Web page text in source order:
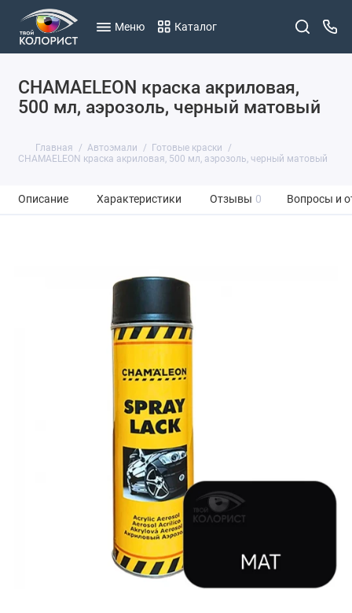
Меню Каталог
CHAMAELEON краска акриловая,
500 мл, аэрозоль, черный матовый
Главная Автоэмали
Готовые краски
CHAMAELEON краска акриловая, 500 мл, аэрозоль, черный матовый
Описание Характеристики Отзывы 0 Вопросы и